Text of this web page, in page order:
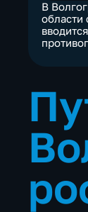
В
области